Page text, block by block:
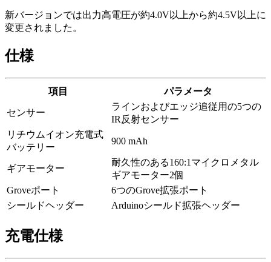
新バージョンでは出力高電圧が約4.0V以上から約4.5V以上に
変更されました。
仕様
項目 パラメータ
センサー
ラインおよびエッジ追従用の5つの
IR反射センサー
リチウムイオン充電式
バッテリー
900 mAh
ギアモーター
耐久性のある160:1マイクロメタル
ギアモーター2個
Groveポート
6つのGrove拡張ポート
シールドヘッダー
Arduinoシールド拡張ヘッダー
充電仕様